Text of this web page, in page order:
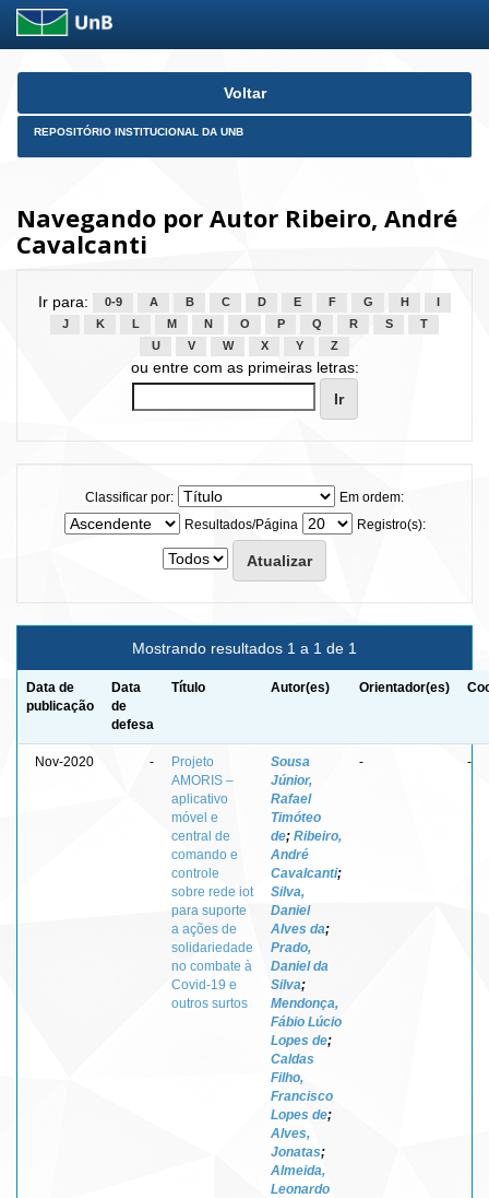
Skip
Voltar
REPOSITÓRIO INSTITUCIONAL DA UNB
Navegando por Autor Ribeiro, André
Cavalcanti
Ir para: 0-9 A B C D E F G H
J
K L M N O P Q R S
T
U
V W X Y Z
ou entre com as primeiras letras:
Classificar por:
Em ordem:
Resultados/Página
Registro(s):
Mostrando resultados 1 a 1 de 1
Data de
publicação
Data
de
defesa
Título Autor(es) Orientador(es)
Nov-2020 -
Projeto
AMORIS –
aplicativo
móvel e
central de
comando e
controle
sobre rede iot
para suporte
a ações de
solidariedade
no combate à
Covid-19 e
outros surtos
Sousa
Júnior,
Rafael
Timóteo
de; Ribeiro,
André
Cavalcanti;
Silva,
Daniel
Alves da;
Prado,
Daniel da
Silva;
Mendonça,
Fábio Lúcio
Lopes de;
Caldas
Filho,
Francisco
Lopes de;
Alves,
Jonatas;
Almeida,
Leonardo
- -